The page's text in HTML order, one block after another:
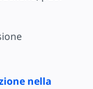
nella